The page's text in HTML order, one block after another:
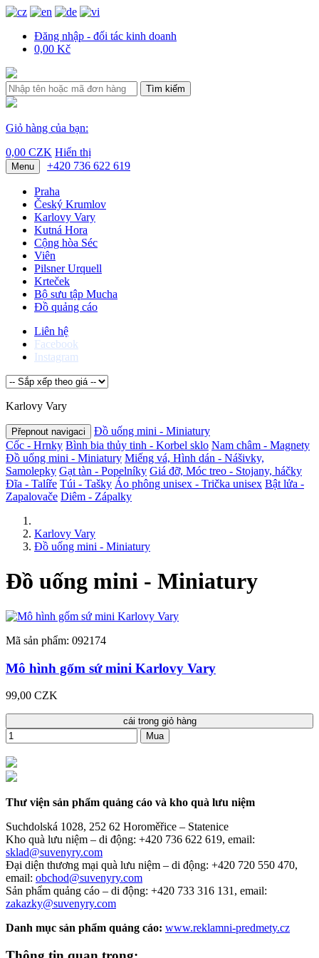
Đăng nhập - đối tác kinh doanh
0,00 Kč
Tìm kiếm
Giỏ hàng của bạn:
0,00 CZK Hiển thị
Menu +420 736 622 619
Praha
Český Krumlov
Karlovy Vary
Kutná Hora
Cộng hòa Séc
Viên
Pilsner Urquell
Krteček
Bộ sưu tập Mucha
Đồ quảng cáo
Liên hệ
Facebook
Instagram
Karlovy Vary
Přepnout navigaci
Đồ uống mini - Miniatury
Cốc - Hrnky Bình bia thủy tinh - Korbel sklo Nam châm - Magnety
Đồ uống mini - Miniatury Miếng vá, Hình dán - Nášivky,
Samolepky Gạt tàn - Popelníky Giá đỡ, Móc treo - Stojany, háčky
Đĩa - Talíře Túi - Tašky Áo phông unisex - Trička unisex Bật lửa -
Zapalovače Diêm - Zápalky
Karlovy Vary
Đồ uống mini - Miniatury
Đồ uống mini - Miniatury
Mã sản phẩm: 092174
Mô hình gốm sứ mini Karlovy Vary
99,00 CZK
cái trong giỏ hàng
Mua
Thư viện sản phẩm quảng cáo và kho quà lưu niệm
Suchdolská 1028, 252 62 Horoměřice – Statenice
Kho quà lưu niệm – di động: +420 736 622 619, email:
sklad@suvenyry.com
Đại diện thương mại quà lưu niệm – di động: +420 720 550 470,
email: obchod@suvenyry.com
Sản phẩm quảng cáo – di động: +420 733 316 131, email:
zakazky@suvenyry.com
Danh mục sản phẩm quảng cáo: www.reklamni-predmety.cz